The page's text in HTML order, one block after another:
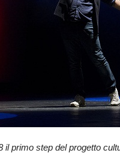
il primo step del progetto